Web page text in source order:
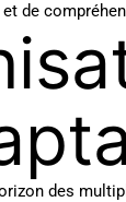
de
des